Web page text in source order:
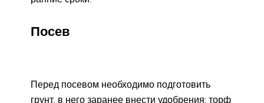
Посев
Перед посевом необходимо подготовить
грунт, в него заранее внести удобрения: торф